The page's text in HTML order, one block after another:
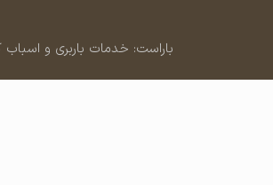
باراست: خدمات باربری و اسباب کشی